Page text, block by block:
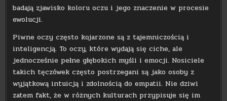
badają zjawisko koloru oczu i jego znaczenie w procesie
ewolucji.
Piwne oczy często kojarzone są z tajemniczością i
inteligencją. To oczy, które wydają się ciche, ale
jednocześnie pełne głębokich myśli i emocji. Nosiciele
takich tęczówek często postrzegani są jako osoby z
wyjątkową intuicją i zdolnością do empatii. Nie dziwi
zatem fakt, że w różnych kulturach przypisuje się im